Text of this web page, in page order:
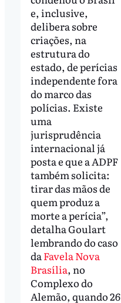
e, inclusive,
delibera sobre
criações, na
estrutura do
estado, de perícias
independente fora
do marco das
polícias. Existe
uma
jurisprudência
internacional já
posta e que a ADPF
também solicita:
tirar das mãos de
quem produz a
morte a perícia”,
detalha Goulart
lembrando do caso
da Favela Nova
Brasília, no
Complexo do
Alemão, quando 26